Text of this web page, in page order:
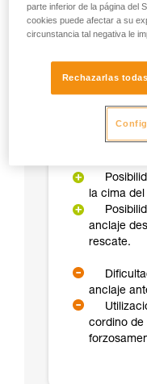
la cima
anclaje
rescate.
anclaje
cordino de
parte inferior de la página del
cookies puede afectar a su
circunstancia tal negativa le
Rechazarlas todas